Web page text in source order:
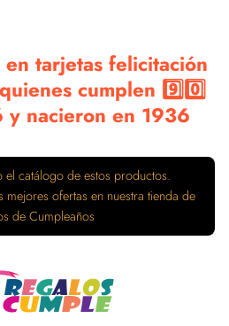
tarjetas felicitación
cumplen 9️⃣0️⃣
nacieron en 1936
el catálogo de estos productos.
ofertas en nuestra tienda de
de Cumpleaños